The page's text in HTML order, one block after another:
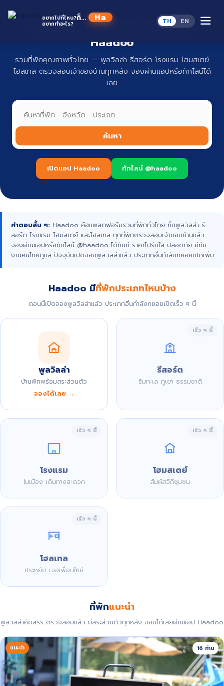
อยากไปที่ไหน?
อยากทำอะไร?
ก็... Haado TH EN
ที่พักทั่วไทย จองง่าย ปลอดภัย กับ
Haadoo
รวมที่พักคุณภาพทั่วไทย — พูลวิลล่า รีสอร์ต โรงแรม โฮมสเตย์
โฮสเทล ตรวจสอบเจ้าของบ้านทุกหลัง จองผ่านแอปหรือทักไลน์ได้
เลย
ค้นหา
เปิดแอป Haadoo ทักไลน์ @haadoo
คำตอบสั้น ๆ: Haadoo คือแพลตฟอร์มรวมที่พักทั่วไทย ทั้งพูลวิลล่า รี
สอร์ต โรงแรม โฮมสเตย์ และโฮสเทล ทุกที่พักตรวจสอบเจ้าของบ้านแล้ว
จองผ่านแอปหรือทักไลน์ @haadoo ได้ทันที ราคาโปร่งใส ปลอดภัย มีทีม
งานคนไทยดูแล ปัจจุบันเปิดจองพูลวิลล่าแล้ว ประเภทอื่นกำลังทยอยเปิดเพิ่ม
Haadoo มีที่พักประเภทไหนบ้าง
ตอนนี้เปิดจองพูลวิลล่าแล้ว ประเภทอื่นกำลังทยอยเปิดเร็ว ๆ นี้
พูลวิลล่า
บ้านพักพร้อมสระส่วนตัว
จองได้เลย →
เร็ว ๆ นี้
รีสอร์ต
ริมทะเล ภูเขา ธรรมชาติ
เร็ว ๆ นี้
โรงแรม
ในเมือง เดินทางสะดวก
เร็ว ๆ นี้
โฮมสเตย์
สัมผัสวิถีชุมชน
เร็ว ๆ นี้
โฮสเทล
ประหยัด เจอเพื่อนใหม่
ที่พักแนะนำ
พูลวิลล่าคัดสรร ตรวจสอบแล้ว มีสระส่วนตัวทุกหลัง จองได้เลยผ่านแอป Haadoo
แนะนำ 16 ท่าน